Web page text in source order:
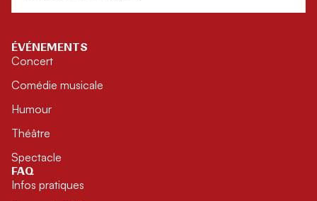
ÉVÉNEMENTS
Concert
Comédie musicale
Humour
Théâtre
Spectacle
FAQ
Infos pratiques